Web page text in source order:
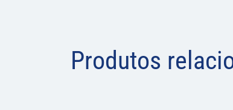
Produtos